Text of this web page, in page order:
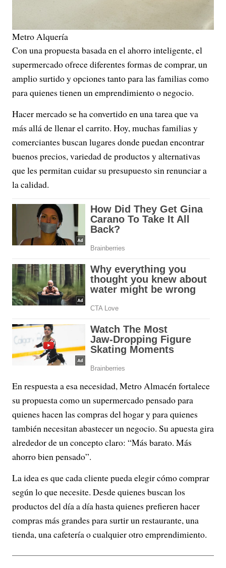
Metro Alquería
Con una propuesta basada en el ahorro inteligente, el
supermercado ofrece diferentes formas de comprar, un
amplio surtido y opciones tanto para las familias como
para quienes tienen un emprendimiento o negocio.
Hacer mercado se ha convertido en una tarea que va
más allá de llenar el carrito. Hoy, muchas familias y
comerciantes buscan lugares donde puedan encontrar
buenos precios, variedad de productos y alternativas
que les permitan cuidar su presupuesto sin renunciar a
la calidad.
En respuesta a esa necesidad, Metro Almacén fortalece
su propuesta como un supermercado pensado para
quienes hacen las compras del hogar y para quienes
también necesitan abastecer un negocio. Su apuesta gira
alrededor de un concepto claro: “Más barato. Más
ahorro bien pensado”.
La idea es que cada cliente pueda elegir cómo comprar
según lo que necesite. Desde quienes buscan los
productos del día a día hasta quienes prefieren hacer
compras más grandes para surtir un restaurante, una
tienda, una cafetería o cualquier otro emprendimiento.